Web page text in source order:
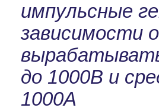
импульсные
зависимости
до 1000В и
1000А